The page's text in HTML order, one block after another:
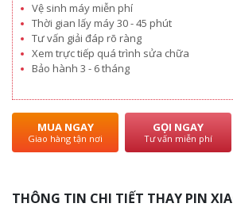
Vệ sinh máy miễn phí
Thời gian lấy máy 30 - 45 phút
Tư vấn giải đáp rõ ràng
Xem trực tiếp quá trình sửa chữa
Bảo hành 3 - 6 tháng
MUA NGAY
Giao hàng tận nơi
GỌI NGAY
Tư vấn miễn phí
THÔNG TIN CHI TIẾT THAY PIN